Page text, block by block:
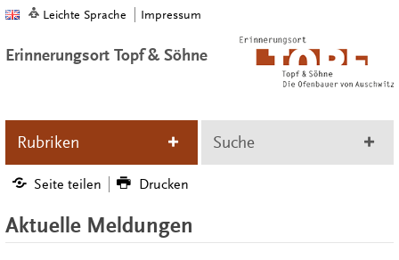
Leichte Sprache Impressum
Erinnerungsort Topf & Söhne
Rubriken Suche
Seite teilen Drucken
Aktuelle Meldungen